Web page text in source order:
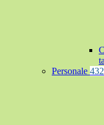
Personale 432